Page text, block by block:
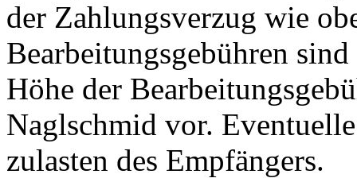
der Zahlungsverzug wie
Bearbeitungsgebühren
Höhe der
Naglschmid vor.
zulasten des Empfängers.